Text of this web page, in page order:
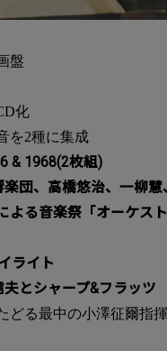
盤
化
を2種に集成
& 1968(2枚組)
団、高橋悠治、一柳
よる音楽祭「オーケス
ライト
とシャープ&フラッツ
どる最中の小澤征爾指